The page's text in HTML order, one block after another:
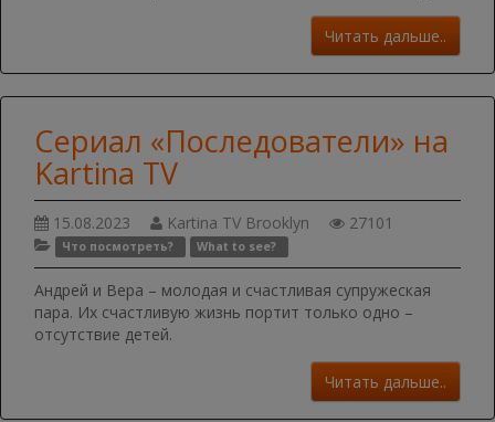
Читать дальше..
Сериал «Последователи» на
Kartina TV
15.08.2023 Kartina TV Brooklyn 27101
Что посмотреть? What to see?
Андрей и Вера – молодая и счастливая супружеская
пара. Их счастливую жизнь портит только одно –
отсутствие детей.
Читать дальше..